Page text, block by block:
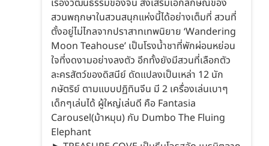
เรื่องวัฒนธรรมของจีน ส่งเสริมเอกลักษณ์ของ
สวนพฤกษาในสวนสนุกแห่งนี้ได้อย่างเต็มที่ สวนที่
ตั้งอยู่ไม่ไกลจากปราสาทเทพนิยาย ‘Wandering
Moon Teahouse’ เป็นโรงน้ำชาที่พักผ่อนหย่อน
ใจที่งดงามอย่างลงตัว อีกทั้งยังมีสวนที่เลือกตัว
ละครสัตว์ของดิสนีย์ ดัดแปลงเป็นเหล่า 12 นัก
กษัตริย์ ตามแบบปฏิทินจีน มี 2 เครื่องเล่นเบาๆ
เด็กๆเล่นได้ ผู้ใหญ่เล่นดี คือ Fantasia
Carousel(ม้าหมุน) กับ Dumbo The Fluing
Elephant